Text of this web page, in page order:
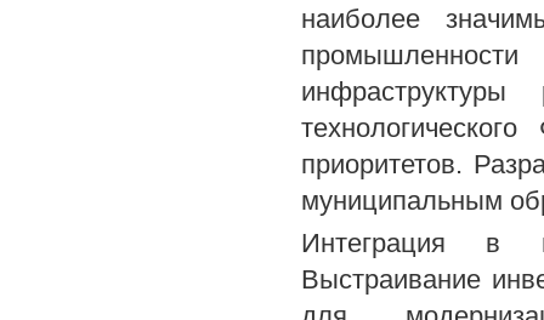
наиболее
приоритетов.
муниципальным
Интеграция в
Выстраивание